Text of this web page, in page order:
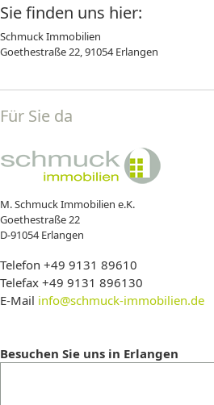
Sie finden uns hier:
Schmuck Immobilien
Goethestraße 22, 91054 Erlangen
Für Sie da
M. Schmuck Immobilien e.K.
Goethestraße 22
D-91054 Erlangen
Telefon +49 9131 89610
Telefax +49 9131 896130
E-Mail info@schmuck-immobilien.de
Besuchen Sie uns in Erlangen